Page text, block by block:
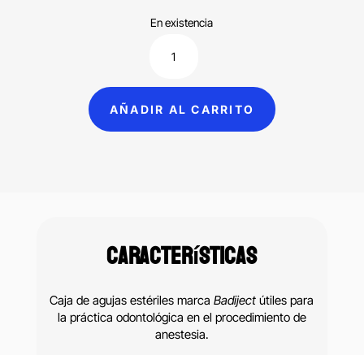
En existencia
estériles
Badiject
cantidad
AÑADIR AL CARRITO
Características
Caja de agujas estériles marcaBadiject útiles para
la práctica odontológica en el procedimiento de
anestesia.